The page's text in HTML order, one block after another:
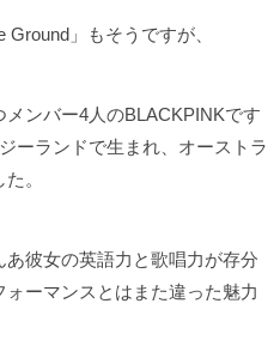
」もそうですが、
ンバー4人のBLACKPINKです
ーランドで生まれ、オーストラ
。
彼女の英語力と歌唱力が存分
ーマンスとはまた違った魅力